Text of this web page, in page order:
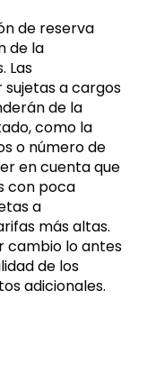
de reserva
de la
Las
a cargos
de la
como la
o número de
en cuenta que
con poca
a
más altas.
cambio lo antes
de los
adicionales.